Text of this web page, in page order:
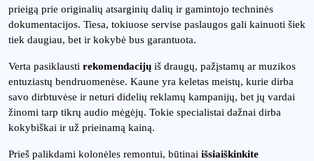
prieigą prie originalių atsarginių dalių ir gamintojo techninės
dokumentacijos. Tiesa, tokiuose servise paslaugos gali kainuoti šiek
tiek daugiau, bet ir kokybė bus garantuota.
Verta pasiklausti rekomendacijų iš draugų, pažįstamų ar muzikos
entuziastų bendruomenėse. Kaune yra keletas meistų, kurie dirba
savo dirbtuvėse ir neturi didelių reklamų kampanijų, bet jų vardai
žinomi tarp tikrų audio mėgėjų. Tokie specialistai dažnai dirba
kokybiškai ir už prieinamą kainą.
Prieš palikdami kolonėles remontui, būtinai išsiaiškinkite